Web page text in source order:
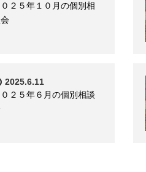
０２５年１０月の個別相
2025.6.11
０２５年６月の個別相談